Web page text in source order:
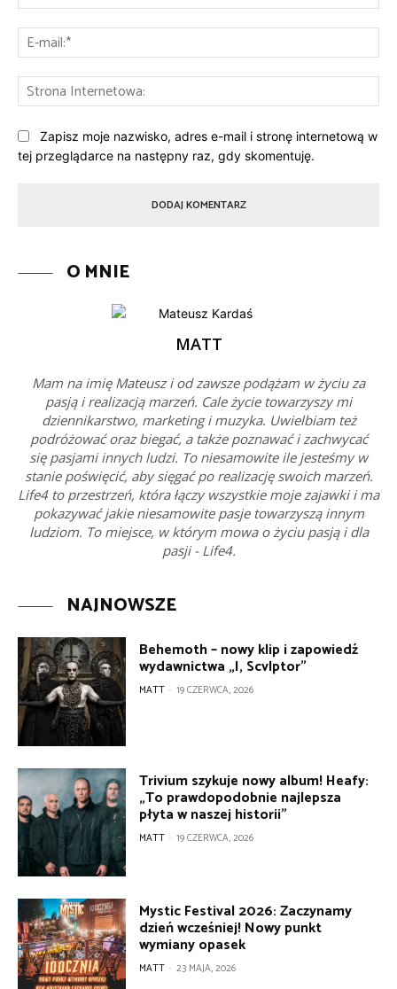
Zapisz moje nazwisko, adres e-mail i stronę internetową w
tej przeglądarce na następny raz, gdy skomentuję.
O MNIE
MATT
Mam na imię Mateusz i od zawsze podążam w życiu za
pasją i realizacją marzeń. Cale życie towarzyszy mi
dziennikarstwo, marketing i muzyka. Uwielbiam też
podróżować oraz biegać, a także poznawać i zachwycać
się pasjami innych ludzi. To niesamowite ile jesteśmy w
stanie poświęcić, aby sięgać po realizację swoich marzeń.
Life4 to przestrzeń, która łączy wszystkie moje zajawki i ma
pokazywać jakie niesamowite pasje towarzyszą innym
ludziom. To miejsce, w którym mowa o życiu pasją i dla
pasji - Life4.
NAJNOWSZE
Behemoth – nowy klip i zapowiedź
wydawnictwa „I, Scvlptor”
MATT - 19 CZERWCA, 2026
Trivium szykuje nowy album! Heafy:
„To prawdopodobnie najlepsza
płyta w naszej historii”
MATT - 19 CZERWCA, 2026
Mystic Festival 2026: Zaczynamy
dzień wcześniej! Nowy punkt
wymiany opasek
MATT - 23 MAJA, 2026